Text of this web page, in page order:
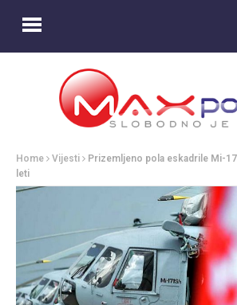
Home Vijesti
Prizemljeno pola eskadrile Mi-
leti